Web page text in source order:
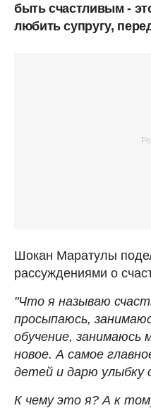
быть счастливым -
любить супругу,
Шокан Маратулы
рассуждениями о
"Что я называю
просыпаюсь,
обучение, занимаюсь
новое. А самое
детей и дарю улыбку
К чему это я? А к